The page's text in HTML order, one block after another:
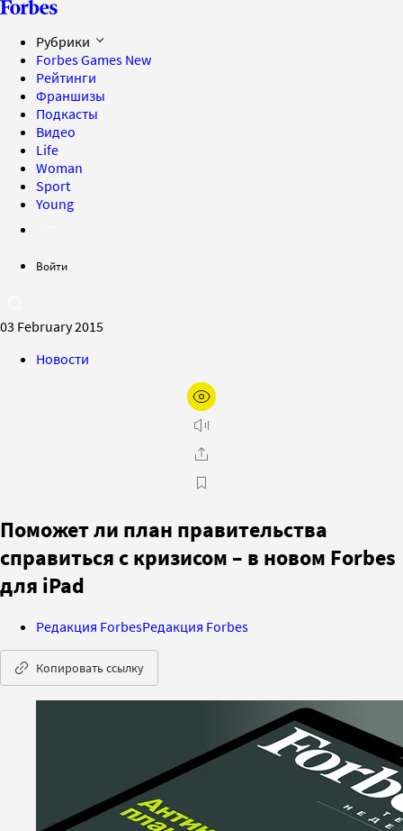
Рубрики
Forbes Games New
Рейтинги
Франшизы
Подкасты
Видео
Life
Woman
Sport
Young
Войти
03 February 2015
Новости
Поможет ли план правительства
справиться с кризисом – в новом Forbes
для iPad
Редакция ForbesРедакция Forbes
Копировать ссылку